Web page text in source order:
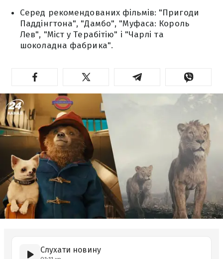
Серед рекомендованих фільмів: "Пригоди
Паддінгтона", "Дамбо", "Муфаса: Король
Лев", "Міст у Терабітію" і "Чарлі та
шоколадна фабрика".
Слухати новину